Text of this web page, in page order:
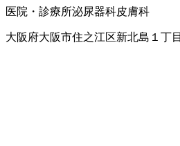
医院・診療所泌尿器科皮膚科
大阪府大阪市住之江区新北島１丁